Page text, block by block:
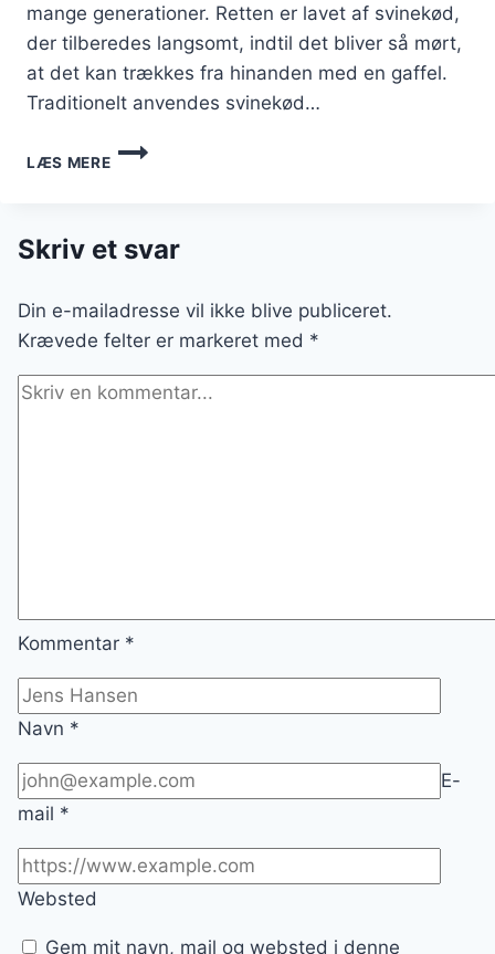
mange generationer. Retten er lavet af svinekød,
der tilberedes langsomt, indtil det bliver så mørt,
at det kan trækkes fra hinanden med en gaffel.
Traditionelt anvendes svinekød…
LÆS MERE
PULLED
PORK
I
SKØN
Skriv et svar
Din e-mailadresse vil ikke blive publiceret.
Krævede felter er markeret med *
Kommentar *
Navn *
E-
mail *
Websted
Gem mit navn, mail og websted i denne